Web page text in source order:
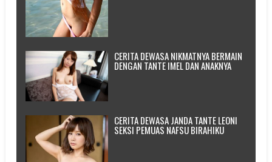
CERITA DEWASA NIKMATNYA BERMAIN
DENGAN TANTE IMEL DAN ANAKNYA
CERITA DEWASA JANDA TANTE LEONI
SEKSI PEMUAS NAFSU BIRAHIKU